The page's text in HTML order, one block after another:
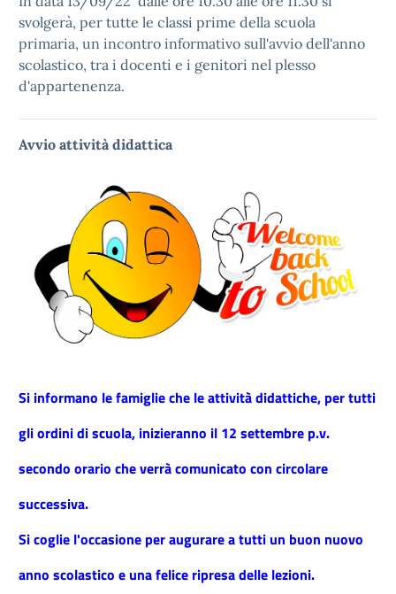
svolgerà, per tutte le classi prime della scuola
primaria, un incontro informativo sull'avvio dell'anno
scolastico, tra i docenti e i genitori nel plesso
d'appartenenza.
Avvio attività didattica
Si informano le famiglie che le attività didattiche, per tutti
gli ordini di scuola, inizieranno il 12 settembre p.v.
secondo orario che verrà comunicato con circolare
successiva.
Si coglie l'occasione per augurare a tutti un buon nuovo
anno scolastico e una felice ripresa delle lezioni.